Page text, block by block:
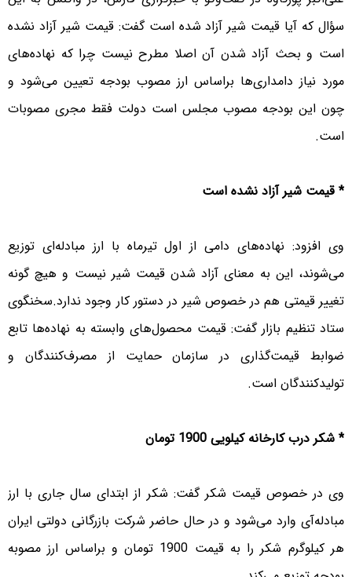
سؤال که آیا قیمت شیر آزاد شده است گفت: قیمت شیر آزاد نشده
است و بحث آزاد شدن آن اصلا مطرح نیست چرا که نهاده‌های
مورد نیاز دامداری‌ها براساس ارز مصوب بودجه تعیین می‌شود و
چون این بودجه مصوب مجلس است دولت فقط مجری مصوبات
است.
* قیمت شیر آزاد نشده است
وی افزود: نهاده‌های دامی از اول تیر‌ماه با ارز مبادله‌ای توزیع
می‌شوند، این به معنای آزاد شدن قیمت شیر نیست و هیچ گونه
تغییر قیمتی هم در خصوص شیر در دستور کار وجود ندارد.سخنگوی
ستاد تنظیم بازار گفت: قیمت محصول‌های وابسته به نهاده‌ها تابع
ضوابط قیمت‌گذاری در سازمان حمایت از مصرف‌کنندگان و
تولید‌کنندگان است.
* شکر درب کارخانه کیلویی 1900 تومان
وی در خصوص قیمت شکر گفت: شکر از ابتدای سال جاری با ارز
مبادله‌آی وارد می‌شود و در حال حاضر شرکت بازرگانی دولتی ایران
هر کیلوگرم شکر را به قیمت 1900 تومان و براساس ارز مصوبه